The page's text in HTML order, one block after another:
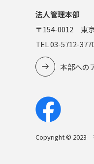
法人管理本部
〒154-0012 東
TEL 03-5712-
本部への
Copyright © 2023